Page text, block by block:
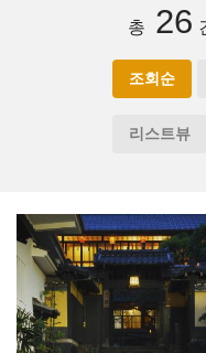
총 26
조회순
리스트뷰